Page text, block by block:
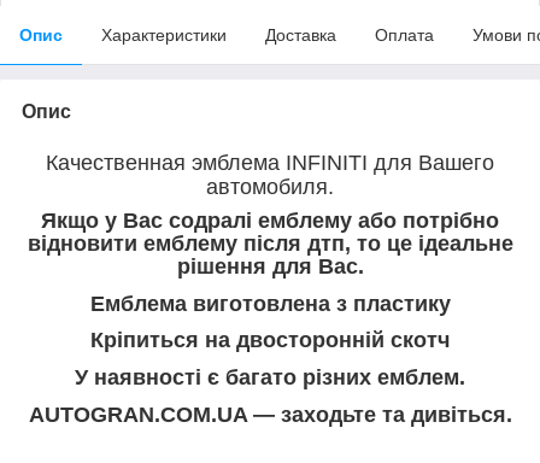
Опис Характеристики Доставка Оплата Умови
Опис
Качественная эмблема INFINITI для Вашего
автомобиля.
Якщо у Вас содралі емблему або потрібно
відновити емблему після дтп, то це ідеальне
рішення для Вас.
Емблема виготовлена з пластику
Кріпиться на двосторонній скотч
У наявності є багато різних емблем.
AUTOGRAN.COM.UA — заходьте та дивіться.